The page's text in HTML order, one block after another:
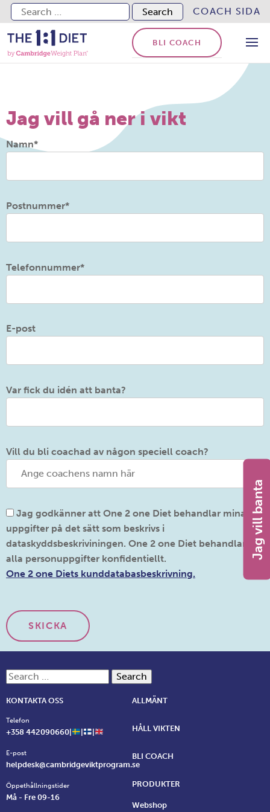
Search for: COACH SIDA
BLI COACH
Jag vill gå ner i vikt
Namn*
Postnummer*
Telefonnummer*
E-post
Var fick du idén att banta?
Vill du bli coachad av någon speciell coach?
One 2 one Diets kunddatabasbeskrivning.
Jag godkänner att One 2 one Diet behandlar mina
uppgifter på det sätt som beskrivs i
dataskyddsbeskriviningen. One 2 one Diet behandlar
alla personuppgifter konfidentiellt.
One 2 one Diets kunddatabasbeskrivning.
Jag vill banta
Search for:
KONTAKTA OSS
Telefon
+358 442090660|
E-post
helpdesk@cambridgeviktprogram.se
Öppethållningstider
Må - Fre 09-16
ALLMÄNT
HÅLL VIKTEN
BLI COACH
PRODUKTER
Webshop